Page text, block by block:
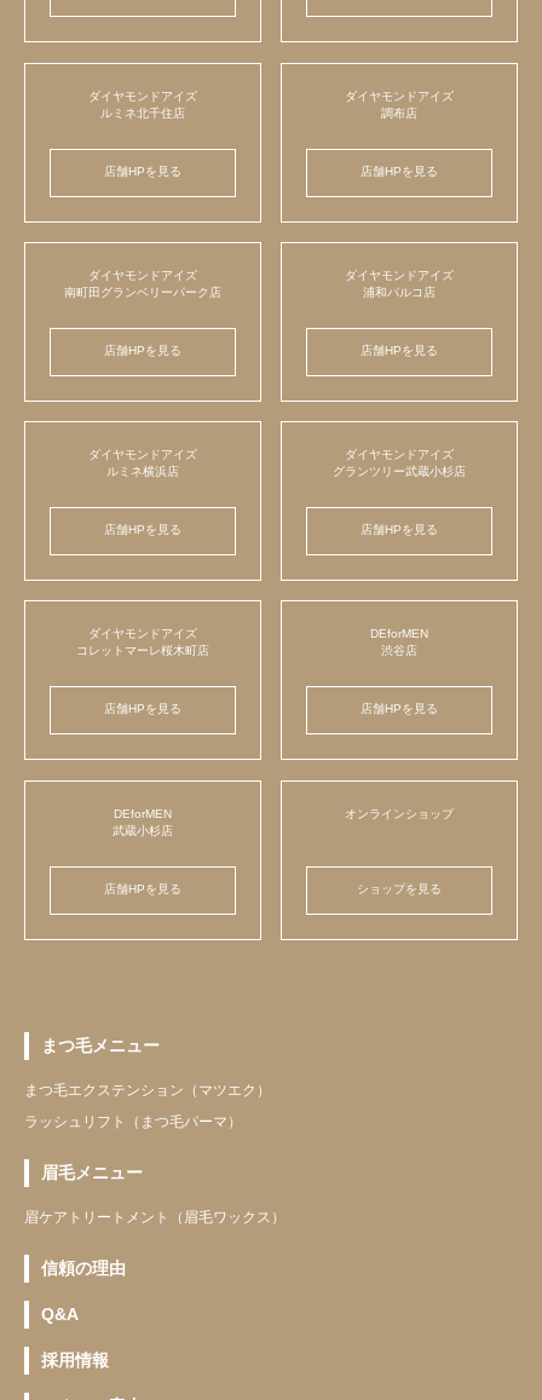
ダイヤモンドアイズ
ルミネ北千住店
店舗HPを見る
ダイヤモンドアイズ
調布店
店舗HPを見る
ダイヤモンドアイズ
南町田グランベリーパーク店
店舗HPを見る
ダイヤモンドアイズ
浦和パルコ店
店舗HPを見る
ダイヤモンドアイズ
ルミネ横浜店
店舗HPを見る
ダイヤモンドアイズ
グランツリー武蔵小杉店
店舗HPを見る
ダイヤモンドアイズ
コレットマーレ桜木町店
店舗HPを見る
DEforMEN
渋谷店
店舗HPを見る
DEforMEN
武蔵小杉店
店舗HPを見る
オンラインショップ
ショップを見る
まつ毛メニュー
まつ毛エクステンション（マツエク）
ラッシュリフト（まつ毛パーマ）
眉毛メニュー
眉ケアトリートメント（眉毛ワックス）
信頼の理由
Q&A
採用情報